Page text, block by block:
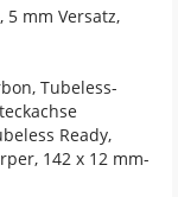
5 mm Versatz,
Tubeless-
Ready,
142 x 12 mm-